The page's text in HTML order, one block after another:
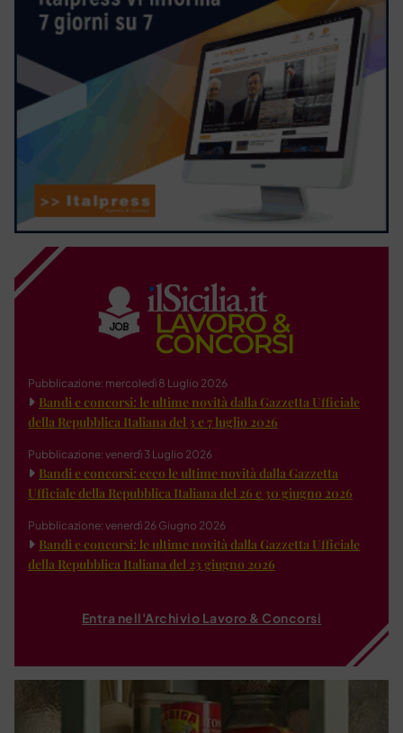
Pubblicazione: mercoledì 8 Luglio 2026
Bandi e concorsi: le ultime novità dalla Gazzetta Ufficiale
della Repubblica Italiana del 3 e 7 luglio 2026
Pubblicazione: venerdì 3 Luglio 2026
Bandi e concorsi: ecco le ultime novità dalla Gazzetta
Ufficiale della Repubblica Italiana del 26 e 30 giugno 2026
Pubblicazione: venerdì 26 Giugno 2026
Bandi e concorsi: le ultime novità dalla Gazzetta Ufficiale
della Repubblica Italiana del 23 giugno 2026
Entra nell'Archivio Lavoro & Concorsi